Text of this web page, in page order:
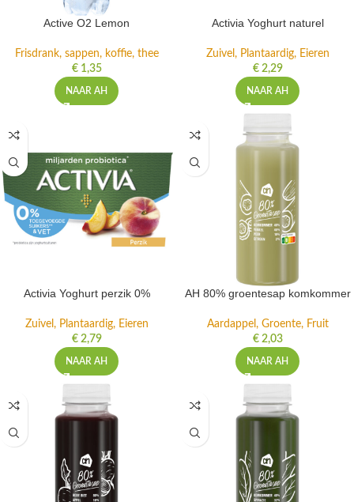
Active O2 Lemon
Frisdrank, sappen, koffie, thee
€1,35
NAAR AH
Activia Yoghurt naturel
Zuivel, Plantaardig, Eieren
€2,29
NAAR AH
Activia Yoghurt perzik 0%
Zuivel, Plantaardig, Eieren
€2,79
NAAR AH
AH 80% groentesap komkommer
Aardappel, Groente, Fruit
€2,03
NAAR AH